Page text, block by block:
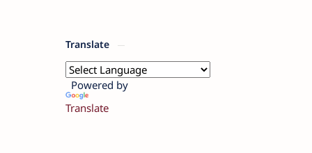
Translate
Powered by
Translate